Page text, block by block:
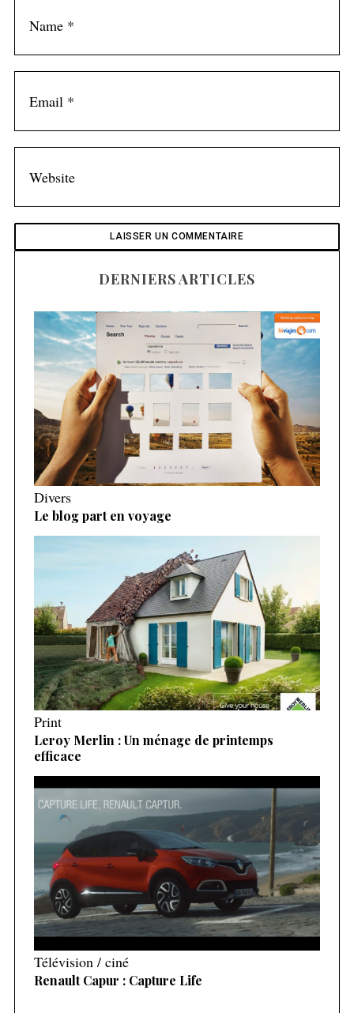
DERNIERS ARTICLES
Divers
Le blog part en voyage
Print
Leroy Merlin : Un ménage de printemps
efficace
Télévision / ciné
Renault Capur : Capture Life
o